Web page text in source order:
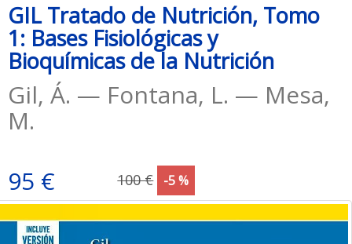
GIL Tratado de Nutrición, Tomo
1: Bases Fisiológicas y
Bioquímicas de la Nutrición
Gil, Á. — Fontana, L. — Mesa,
M.
95 €
100 € -5 %